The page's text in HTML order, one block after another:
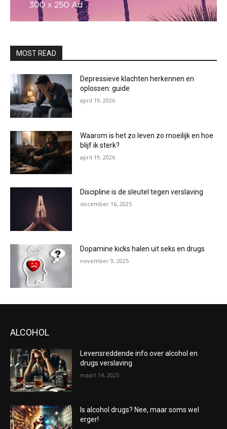
MOST READ
Depressieve klachten herkennen en
oplossen: guide
april 19, 2026
Waarom is het zo leven zo moeilijk en hoe
blijf ik sterk?
april 19, 2026
Discipline is de sleutel tegen verslaving
december 16, 2025
Dopamine kicks halen uit seks en drugs
november 9, 2025
ALCOHOL
Levensreddende info over alcohol en
drugs verslaving
maart 14, 2025
Is alcohol drugs? Nee, maar soms wel
erger!